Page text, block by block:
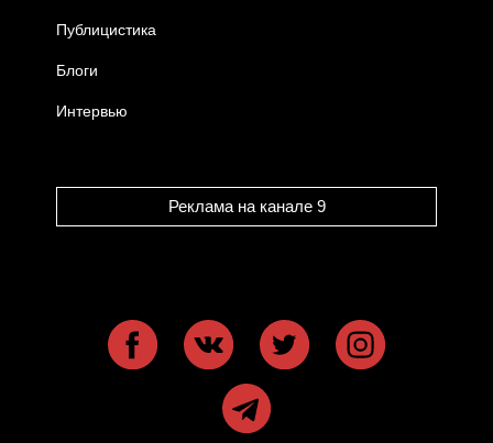
Публицистика
Блоги
Интервью
Реклама на канале 9